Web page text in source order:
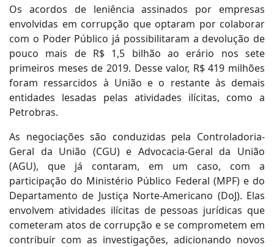
Os acordos de leniência assinados por empresas
envolvidas em corrupção que optaram por colaborar
com o Poder Público já possibilitaram a devolução de
pouco mais de R$ 1,5 bilhão ao erário nos sete
primeiros meses de 2019. Desse valor, R$ 419 milhões
foram ressarcidos à União e o restante às demais
entidades lesadas pelas atividades ilícitas, como a
Petrobras.
As negociações são conduzidas pela Controladoria-
Geral da União (CGU) e Advocacia-Geral da União
(AGU), que já contaram, em um caso, com a
participação do Ministério Público Federal (MPF) e do
Departamento de Justiça Norte-Americano (DoJ). Elas
envolvem atividades ilícitas de pessoas jurídicas que
cometeram atos de corrupção e se comprometem em
contribuir com as investigações, adicionando novos